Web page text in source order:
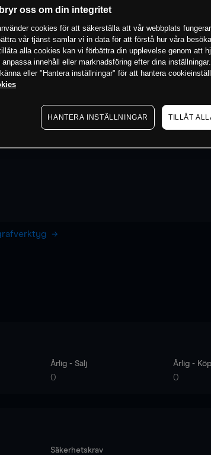
Årlig - Sälj
0
Årlig - Köp
0
Säkerhetskrav
oss om din integritet
cookies för att säkerställa att vår webbplats
vår tjänst samlar vi in data för att förstå hur våra
alla cookies kan vi förbättra din upplevelse genom att
anpassa innehåll eller marknadsföring efter dina
eller "Hantera inställningar" för att hantera
HANTERA INSTÄLLNINGAR TILLÅT